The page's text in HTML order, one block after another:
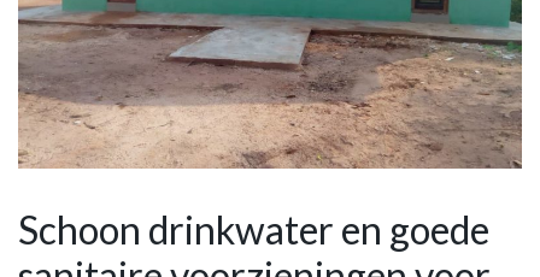
Schoon drinkwater en goede